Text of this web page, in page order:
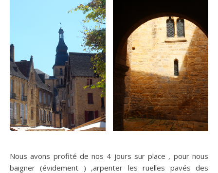
Nous avons profité de nos 4 jours sur place , pour nous
baigner (évidement ) ,arpenter les ruelles pavés des